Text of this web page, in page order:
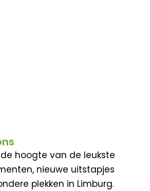
hoogte van de leukste
nieuwe uitstapjes
plekken in Limburg.